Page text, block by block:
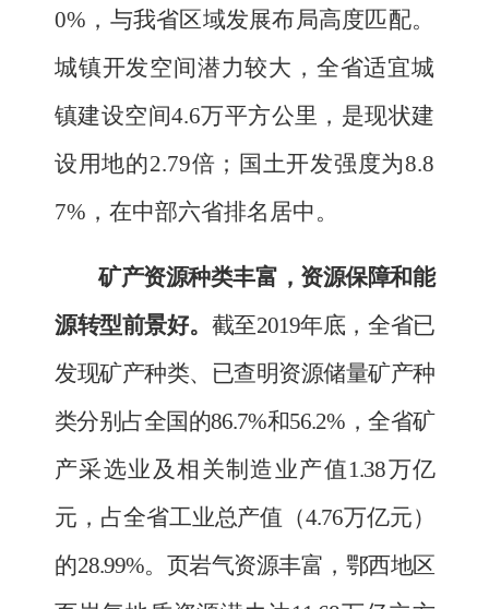
0% ，与我省区域发展布局高度匹配。
城镇开发空间潜力较大，全省适宜城
镇建设空间4.6万平方公里，是现状建
设用地的2.79倍；国土开发强度为8.8
7% ，在中部六省排名居中。
矿产资源种类丰富 ，资源保障和能
源转型前景好。 截至2019年底，全省已
发现矿产种类、已查明资源储量矿产种
类分别占全国的86.7%和56.2% ，全省矿
产采选业及相关制造业产值1.38万亿
元，占全省工业总产值（4.76万亿元）
的28.99%。 页岩气资源丰富，鄂西地区